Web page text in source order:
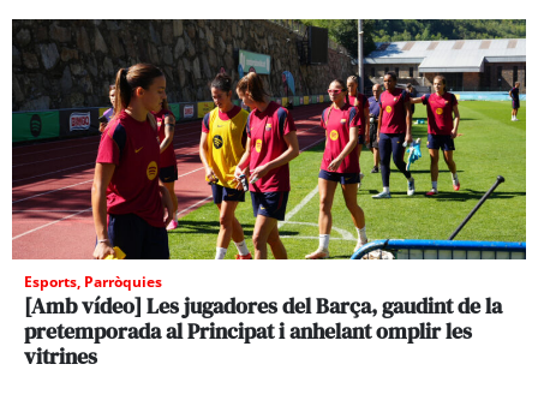
Esports, Parròquies
[Amb vídeo] Les jugadores del Barça, gaudint de la
pretemporada al Principat i anhelant omplir les
vitrines